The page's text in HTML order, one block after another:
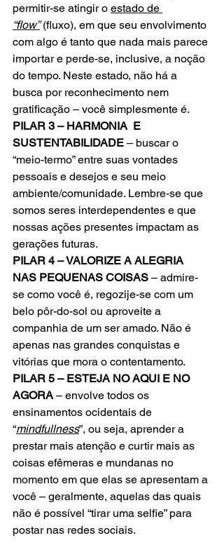
permitir-se atingir o estado de
“flow” (fluxo), em que seu envolvimento
com algo é tanto que nada mais parece
importar e perde-se, inclusive, a noção
do tempo. Neste estado, não há a
busca por reconhecimento nem
gratificação – você simplesmente é.
PILAR 3 – HARMONIA  E
SUSTENTABILIDADE – buscar o
“meio-termo” entre suas vontades
pessoais e desejos e seu meio
ambiente/comunidade. Lembre-se que
somos seres interdependentes e que
nossas ações presentes impactam as
gerações futuras.
PILAR 4 – VALORIZE A ALEGRIA
NAS PEQUENAS COISAS – admire-
se como você é, regozije-se com um
belo pôr-do-sol ou aproveite a
companhia de um ser amado. Não é
apenas nas grandes conquistas e
vitórias que mora o contentamento.
PILAR 5 – ESTEJA NO AQUI E NO
AGORA – envolve todos os
ensinamentos ocidentais de
“mindfullness”, ou seja, aprender a
prestar mais atenção e curtir mais as
coisas efêmeras e mundanas no
momento em que elas se apresentam a
você – geralmente, aquelas das quais
não é possível “tirar uma selfie” para
postar nas redes sociais.